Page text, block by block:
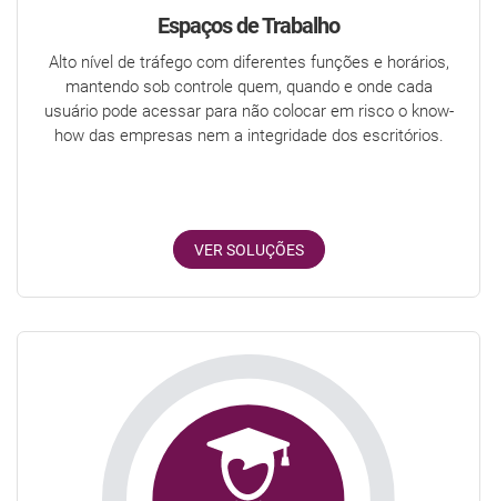
Espaços de Trabalho
Alto nível de tráfego com diferentes funções e horários,
mantendo sob controle quem, quando e onde cada
usuário pode acessar para não colocar em risco o know-
how das empresas nem a integridade dos escritórios.
VER SOLUÇÕES